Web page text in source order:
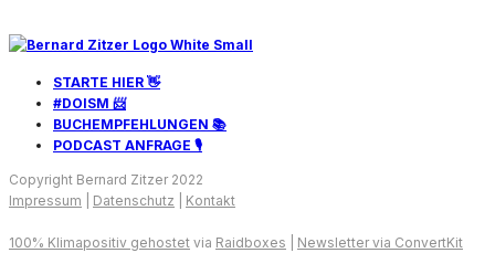
STARTE HIER 👋
#DOISM 📨
BUCHEMPFEHLUNGEN 📚
PODCAST ANFRAGE 🎙️
Copyright Bernard Zitzer 2022
Impressum
Datenschutz Kontakt
100% Klimapositiv gehostet via Raidboxes Newsletter via ConvertKit